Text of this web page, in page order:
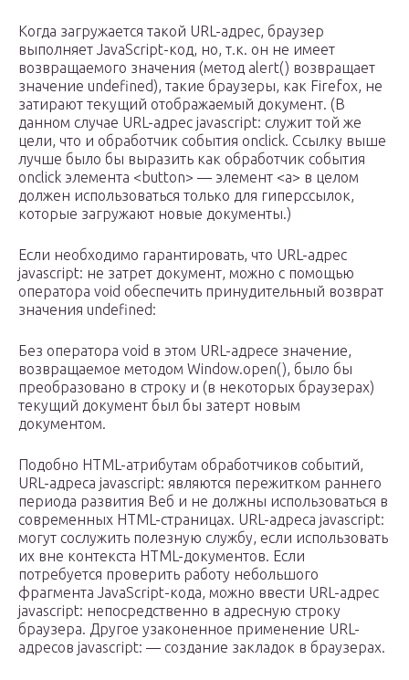
Когда загружается такой URL-адрес, браузер
выполняет JavaScript-код, но, т.к. он не имеет
возвращаемого значения (метод alert() возвращает
значение undefined), такие браузеры, как Firefox, не
затирают текущий отображаемый документ. (В
данном случае URL-адрес javascript: служит той же
цели, что и обработчик события onclick. Ссылку выше
лучше было бы выразить как обработчик события
onclick элемента <button> — элемент <a> в целом
должен использоваться только для гиперссылок,
которые загружают новые документы.)
Если необходимо гарантировать, что URL-адрес
javascript: не затрет документ, можно с помощью
оператора void обеспечить принудительный возврат
значения undefined:
Без оператора void в этом URL-адресе значение,
возвращаемое методом Window.open(), было бы
преобразовано в строку и (в некоторых браузерах)
текущий документ был бы затерт новым
документом.
Подобно HTML-атрибутам обработчиков событий,
URL-адреса javascript: являются пережитком раннего
периода развития Веб и не должны использоваться в
современных HTML-страницах. URL-адреса javascript:
могут сослужить полезную службу, если использовать
их вне контекста HTML-документов. Если
потребуется проверить работу небольшого
фрагмента JavaScript-кода, можно ввести URL-адрес
javascript: непосредственно в адресную строку
браузера. Другое узаконенное применение URL-
адресов javascript: — создание закладок в браузерах.